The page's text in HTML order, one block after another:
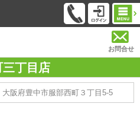
お問合せ
三丁目店
大阪府豊中市服部西町３丁目5-5